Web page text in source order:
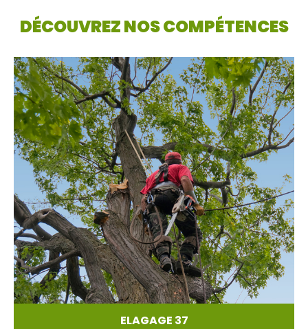
DÉCOUVREZ NOS COMPÉTENCES
ELAGAGE 37